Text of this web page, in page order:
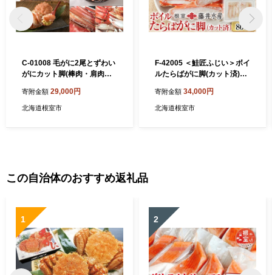
C-01008 毛がに2尾とずわい
がにカット脚(棒肉・肩肉・
寄附金額 29,000円
北海道根室市
F-42005 ＜鮭匠ふじい＞ボイ
ルたらばがに脚(カット済)40
寄附金額 34,000円
北海道根室市
この自治体のおすすめ返礼品
1 2